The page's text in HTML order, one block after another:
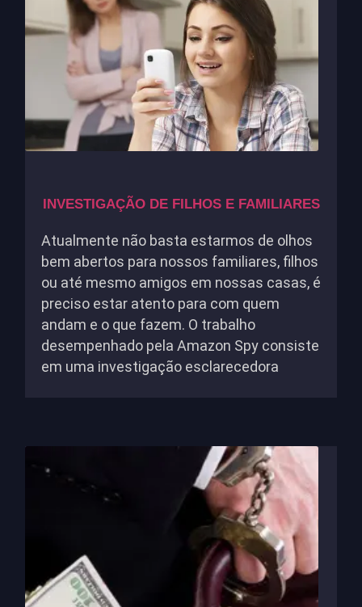
INVESTIGAÇÃO DE FILHOS E FAMILIARES
Atualmente não basta estarmos de olhos
bem abertos para nossos familiares, filhos
ou até mesmo amigos em nossas casas, é
preciso estar atento para com quem
andam e o que fazem. O trabalho
desempenhado pela Amazon Spy consiste
em uma investigação esclarecedora